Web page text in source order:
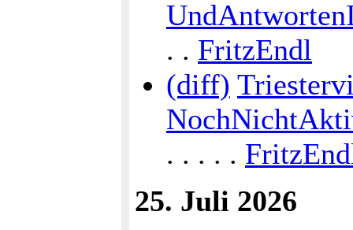
. . FritzEndl
(diff)
. . . . .
25. Juli 2026